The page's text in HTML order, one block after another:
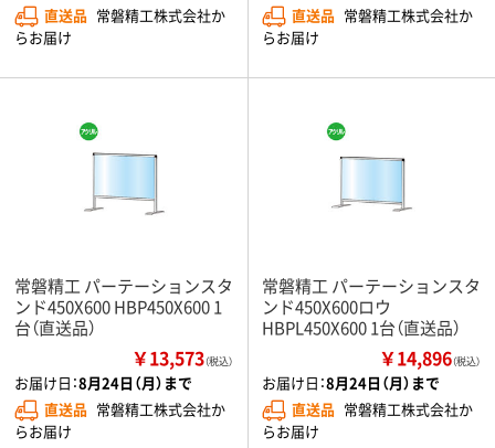
直送品 常磐精工株式会社か
らお届け
直送品 常磐精工株式会社か
らお届け
常磐精工 パーテーションスタ
ンド450X600 HBP450X600 1
台（直送品）
￥13,573（税込）
お届け日：8月24日（月）まで
直送品 常磐精工株式会社か
らお届け
常磐精工 パーテーションスタ
ンド450X600ロウ
HBPL450X600 1台（直送品）
￥14,896（税込）
お届け日：8月24日（月）まで
直送品 常磐精工株式会社か
らお届け